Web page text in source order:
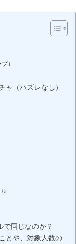
）
（ハズレなし）
ル
で同じなのか？
とや、対象人数の